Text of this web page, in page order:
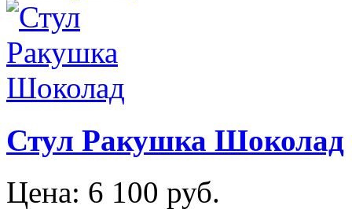
Стул Ракушка Шоколад
Цена: 6 100 руб.